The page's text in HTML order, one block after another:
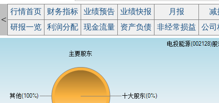
<
行情首页 财务指标 业绩预告 业绩快报 月报
减
研报一览
利润分配 现金流量 资产负债 非经常损益 公司